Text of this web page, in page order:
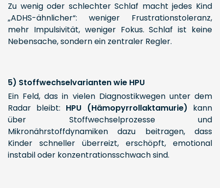
Zu wenig oder schlechter Schlaf macht jedes Kind
„ADHS-ähnlicher“: weniger Frustrationstoleranz,
mehr Impulsivität, weniger Fokus. Schlaf ist keine
Nebensache, sondern ein zentraler Regler.
5) Stoffwechselvarianten wie HPU
Ein Feld, das in vielen Diagnostikwegen unter dem
Radar bleibt: HPU (Hämopyrrollaktamurie) kann
über Stoffwechselprozesse und
Mikronährstoffdynamiken dazu beitragen, dass
Kinder schneller überreizt, erschöpft, emotional
instabil oder konzentrationsschwach sind.